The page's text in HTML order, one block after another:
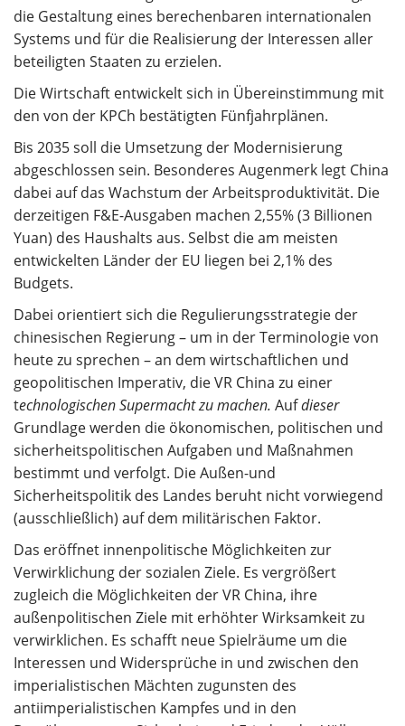
die Gestaltung eines berechenbaren internationalen
Systems und für die Realisierung der Interessen aller
beteiligten Staaten zu erzielen.
Die Wirtschaft entwickelt sich in Übereinstimmung mit
den von der KPCh bestätigten Fünfjahrplänen.
Bis 2035 soll die Umsetzung der Modernisierung
abgeschlossen sein. Besonderes Augenmerk legt China
dabei auf das Wachstum der Arbeitsproduktivität. Die
derzeitigen F&E-Ausgaben machen 2,55% (3 Billionen
Yuan) des Haushalts aus. Selbst die am meisten
entwickelten Länder der EU liegen bei 2,1% des
Budgets.
Dabei orientiert sich die Regulierungsstrategie der
chinesischen Regierung – um in der Terminologie von
heute zu sprechen – an dem wirtschaftlichen und
geopolitischen Imperativ, die VR China zu einer
technologischen Supermacht zu machen. Aufdieser
Grundlage werden die ökonomischen, politischen und
sicherheitspolitischen Aufgaben und Maßnahmen
bestimmt und verfolgt. Die Außen-und
Sicherheitspolitik des Landes beruht nicht vorwiegend
(ausschließlich) auf dem militärischen Faktor.
Das eröffnet innenpolitische Möglichkeiten zur
Verwirklichung der sozialen Ziele. Es vergrößert
zugleich die Möglichkeiten der VR China, ihre
außenpolitischen Ziele mit erhöhter Wirksamkeit zu
verwirklichen. Es schafft neue Spielräume um die
Interessen und Widersprüche in und zwischen den
imperialistischen Mächten zugunsten des
antiimperialistischen Kampfes und in den